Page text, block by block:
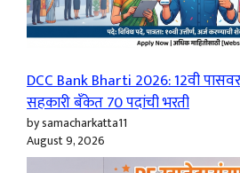
DCC Bank Bharti 2026: 12वी पासवर
सहकारी बँकेत 70 पदांची भरती
by samacharkatta11
August 9, 2026